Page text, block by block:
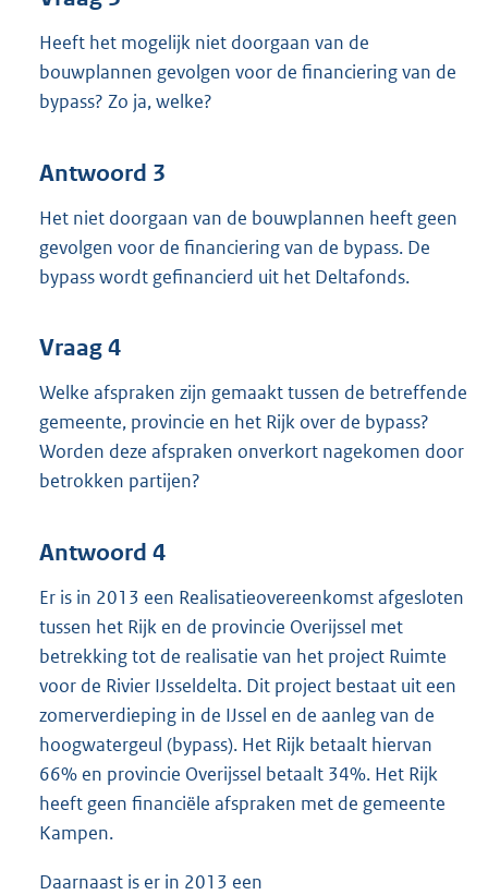
Heeft het mogelijk niet doorgaan van de
bouwplannen gevolgen voor de financiering van de
bypass? Zo ja, welke?
Antwoord 3
Het niet doorgaan van de bouwplannen heeft geen
gevolgen voor de financiering van de bypass. De
bypass wordt gefinancierd uit het Deltafonds.
Vraag 4
Welke afspraken zijn gemaakt tussen de betreffende
gemeente, provincie en het Rijk over de bypass?
Worden deze afspraken onverkort nagekomen door
betrokken partijen?
Antwoord 4
Er is in 2013 een Realisatieovereenkomst afgesloten
tussen het Rijk en de provincie Overijssel met
betrekking tot de realisatie van het project Ruimte
voor de Rivier IJsseldelta. Dit project bestaat uit een
zomerverdieping in de IJssel en de aanleg van de
hoogwatergeul (bypass). Het Rijk betaalt hiervan
66% en provincie Overijssel betaalt 34%. Het Rijk
heeft geen financiële afspraken met de gemeente
Kampen.
Daarnaast is er in 2013 een